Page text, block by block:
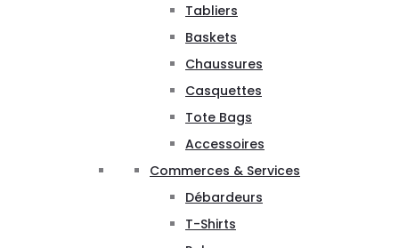
Tabliers
Baskets
Chaussures
Casquettes
Tote Bags
Accessoires
Commerces & Services
Débardeurs
T-Shirts